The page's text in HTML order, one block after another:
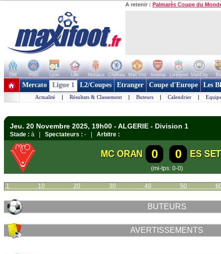
A retenir : Palmarès Coupe du
OM PSG Lyon Lille Monaco Chelsea Man Utd Arsenal Liverpool ManCity
+ de clubs
Mercato Ligue 1 L2/Coupes Etranger Coupe d'Europe Les
Actualité | Résultats & Classement | Buteurs | Calendrier |
Jeu. 20 Novembre 2025, 19h00 - ALGERIE - Division 1
Stade : à | Spectateurs : - | Arbitre :
MC ORAN 0 0 ES
(mi-tps: 0-0)
1 10 20 30 40 50
BUTEURS
AVERTISSEMENTS